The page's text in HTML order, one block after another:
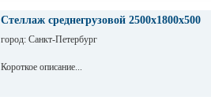
Стеллаж среднегрузовой 2500х1800х500
город: Санкт-Петербург
Короткое описание...